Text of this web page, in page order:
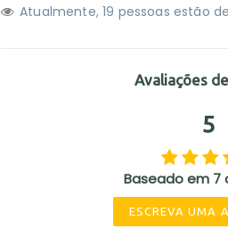
Atualmente,19 pessoas estão
Avaliações
5
Baseado em 7
ESCREVA UMA